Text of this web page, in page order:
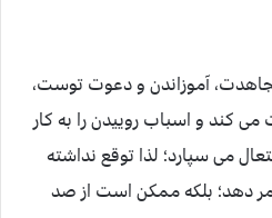
آموزاندن و دعوت توست،
کند و اسباب روییدن را به کار
می سپارد؛ لذا توقع نداشته
دهد؛ بلکه ممکن است از صد